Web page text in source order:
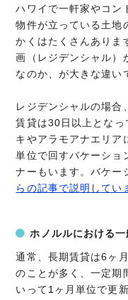
ハワイで一軒家やコン
物件が立っている土地
かくはたくさんありま
画（レジデンシャル）
なのか、が大きな違い
レジデンシャルの場合
賃貸は30日以上とな
キやアラモアナエリア
単位で回すバケーショ
ナーもいます。バケー
らの記事で説明してい
ホノルルにおける
通常、長期賃貸は6ヶ
のことが多く、一定
いって1ヶ月単位で更